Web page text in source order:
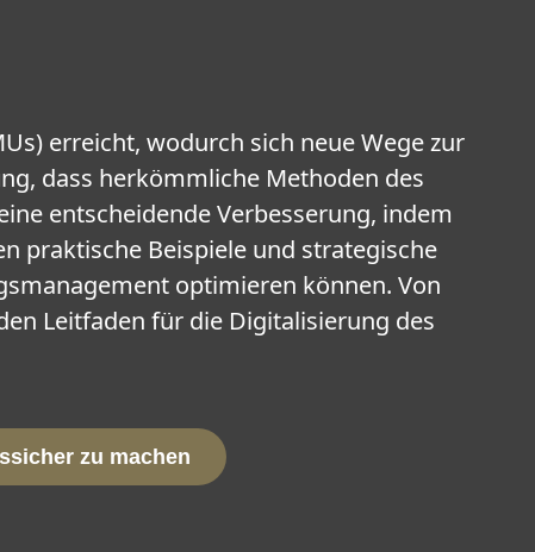
erreicht, wodurch sich neue Wege zur
dass herkömmliche Methoden des
entscheidende Verbesserung, indem
praktische Beispiele und strategische
optimieren können. Von
Leitfaden für die Digitalisierung des
zu machen